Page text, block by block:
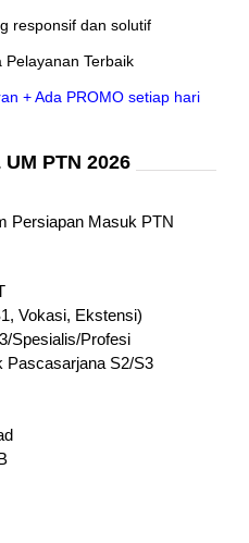
responsif dan solutif
Terbaik
+ Ada PROMO setiap hari
PTN 2026
Persiapan Masuk PTN
Vokasi, Ekstensi)
Spesialis/Profesi
Pascasarjana S2/S3